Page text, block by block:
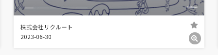
株式会社リクルート
2023-06-30